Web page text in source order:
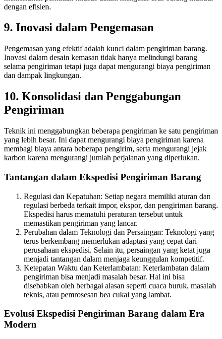
dengan efisien.
9. Inovasi dalam Pengemasan
Pengemasan yang efektif adalah kunci dalam pengiriman barang.
Inovasi dalam desain kemasan tidak hanya melindungi barang
selama pengiriman tetapi juga dapat mengurangi biaya pengiriman
dan dampak lingkungan.
10. Konsolidasi dan Penggabungan
Pengiriman
Teknik ini menggabungkan beberapa pengiriman ke satu pengiriman
yang lebih besar. Ini dapat mengurangi biaya pengiriman karena
membagi biaya antara beberapa pengirim, serta mengurangi jejak
karbon karena mengurangi jumlah perjalanan yang diperlukan.
Tantangan dalam Ekspedisi Pengiriman Barang
Regulasi dan Kepatuhan: Setiap negara memiliki aturan dan
regulasi berbeda terkait impor, ekspor, dan pengiriman barang.
Ekspedisi harus mematuhi peraturan tersebut untuk
memastikan pengiriman yang lancar.
Perubahan dalam Teknologi dan Persaingan: Teknologi yang
terus berkembang memerlukan adaptasi yang cepat dari
perusahaan ekspedisi. Selain itu, persaingan yang ketat juga
menjadi tantangan dalam menjaga keunggulan kompetitif.
Ketepatan Waktu dan Keterlambatan: Keterlambatan dalam
pengiriman bisa menjadi masalah besar. Hal ini bisa
disebabkan oleh berbagai alasan seperti cuaca buruk, masalah
teknis, atau pemrosesan bea cukai yang lambat.
Evolusi Ekspedisi Pengiriman Barang dalam Era
Modern